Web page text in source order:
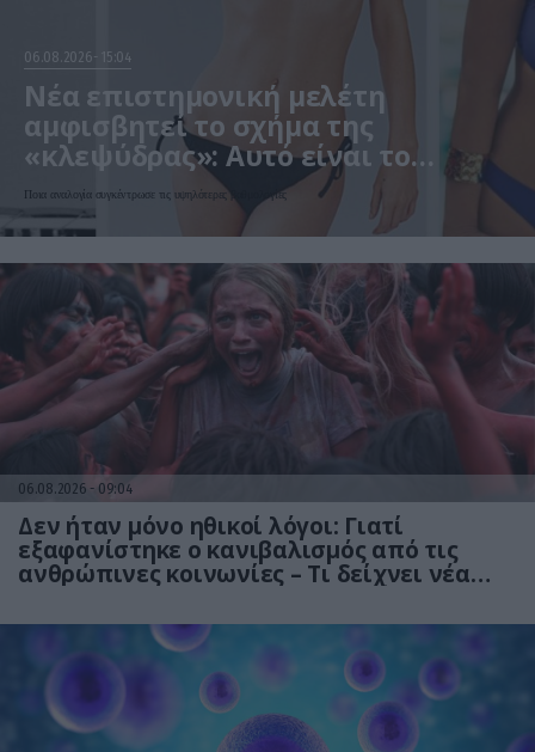
06.08.2026 15:04
Νέα επιστημονική μελέτη
αμφισβητεί το σχήμα της
«κλεψύδρας»: Αυτό είναι το
«ιδανικό» γυναικείο σώμα
Ποια αναλογία συγκέντρωσε τις υψηλότερες βαθμολογίες
06.08.2026 09:04
Δεν ήταν μόνο ηθικοί λόγοι: Γιατί
εξαφανίστηκε ο κανιβαλισμός από τις
ανθρώπινες κοινωνίες – Τι δείχνει νέα